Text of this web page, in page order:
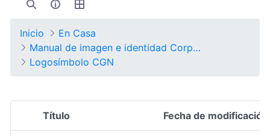
Inicio
En Casa
Manual de imagen e identidad Corporativa
Logosímbolo CGN
Selección del elemento
Título Fecha de modificación